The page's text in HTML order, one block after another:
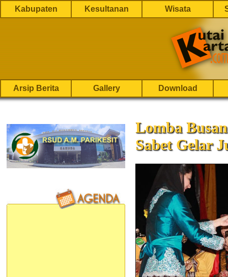
Kabupaten Kesultanan Wisata
Arsip Berita Gallery Download
Lomba
Sabet Gelar